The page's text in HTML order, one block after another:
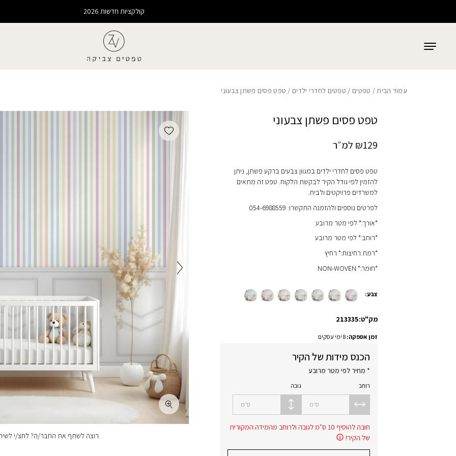
קולקציות חדשות 2026
עמוד הבית/ טפטים / טפטים לחדרי ילדים / טפט פסים פשתן צבעוני
טפט פסים פשתן צבעוני
₪129 למ״ר
טפט פסים לחדרי ילדים במגוון צבעים ברקע פשתן, ניתן
להזמין לפי גודל הקיר לבקשת הלקוח. טפט זה מתאים
למשרדים פרויקטים ולבית.
לפרטים נוספים ולהזמנה התקשרו: 054-6988559
*אורך:* לפי מטר מרובע
*רוחב:* לפי מטר מרובע
*רמת רחיצות:* רחיץ
*חומר:* NON-WOVEN
צבע:
מק"ט:213335
זמן אספקה:8 ימי עסקים
הכנס מידות של הקיר
* מחיר לפי מטר מרובע
רוחב
ס״מ
גובה
ס״מ
חובה להוסיף 10 ס"מ לגובה ולרוחב מהמידה המקורית
של הקיר!
Add wishlist
רוצה לשתף את החבר/ה? לחצ/י